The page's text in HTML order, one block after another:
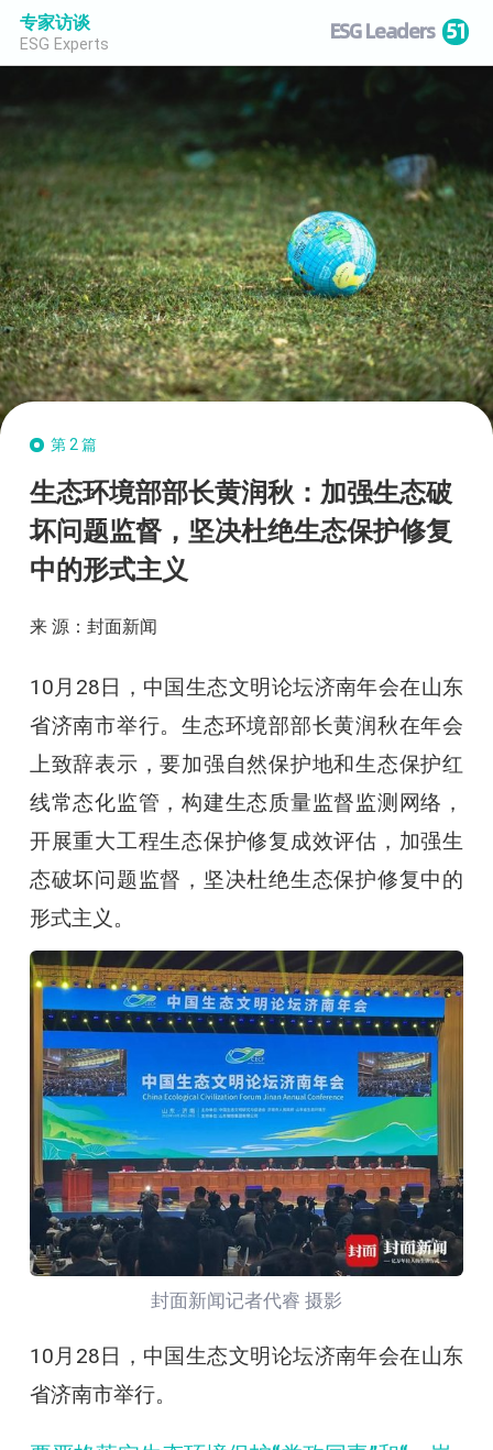
专家访谈
ESG Experts ESG Leaders 51
第2篇
生态环境部部长黄润秋：加强生态破
坏问题监督，坚决杜绝生态保护修复
中的形式主义
来 源：封面新闻
10月28日，中国生态文明论坛济南年会在山东
省济南市举行。生态环境部部长黄润秋在年会
上致辞表示，要加强自然保护地和生态保护红
线常态化监管，构建生态质量监督监测网络，
开展重大工程生态保护修复成效评估，加强生
态破坏问题监督，坚决杜绝生态保护修复中的
形式主义。
封面新闻记者代睿 摄影
10月28日，中国生态文明论坛济南年会在山东
省济南市举行。